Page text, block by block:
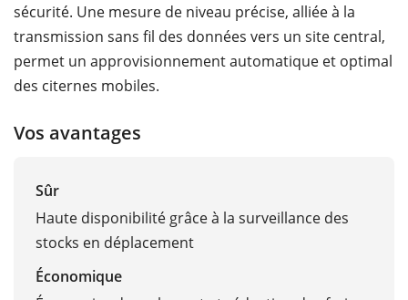
sécurité. Une mesure de niveau précise, alliée à la
transmission sans fil des données vers un site central,
permet un approvisionnement automatique et optimal
des citernes mobiles.
Vos avantages
Sûr
Haute disponibilité grâce à la surveillance des
stocks en déplacement
Économique